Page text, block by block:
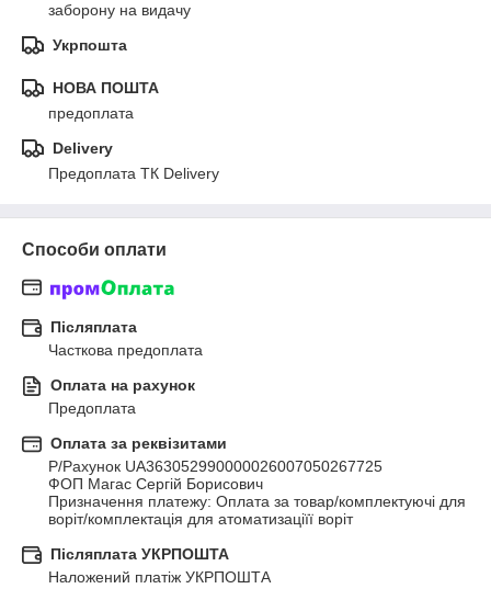
заборону на видачу
Укрпошта
НОВА ПОШТА
предоплата
Delivery
Предоплата ТК Delivery
Способи оплати
Післяплата
Часткова предоплата
Оплата на рахунок
Предоплата
Оплата за реквізитами
Р/Рахунок UA363052990000026007050267725
ФОП Магас Сергій Борисович
Призначення платежу: Оплата за товар/комплектуючі для
воріт/комплектація для атоматизаціїї воріт
Післяплата УКРПОШТА
Наложений платіж УКРПОШТА